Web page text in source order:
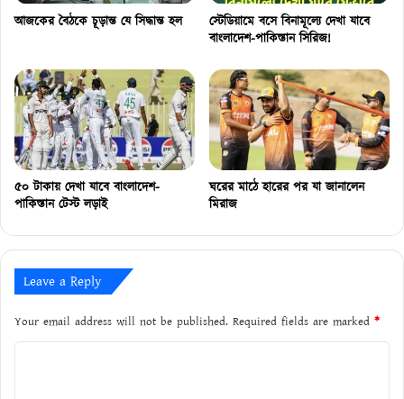
আজকের বৈঠকে চূড়ান্ত যে সিদ্ধান্ত হল
স্টেডিয়ামে বসে বিনামূল্যে দেখা যাবে
বাংলাদেশ-পাকিস্তান সিরিজ!
৫০ টাকায় দেখা যাবে বাংলাদেশ-
পাকিস্তান টেস্ট লড়াই
ঘরের মাঠে হারের পর যা জানালেন
মিরাজ
Leave a Reply
Your email address will not be published. Required fields are marked *